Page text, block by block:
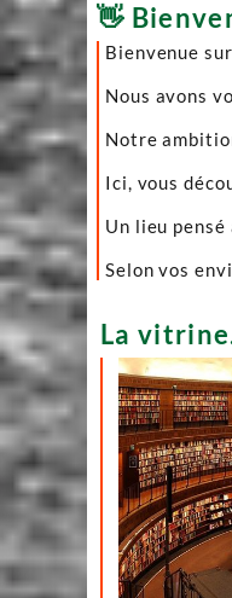
👋
Bienvenue sur
Nous avons
Notre
Ici, vous
Un lieu pensé
Selon vos
La